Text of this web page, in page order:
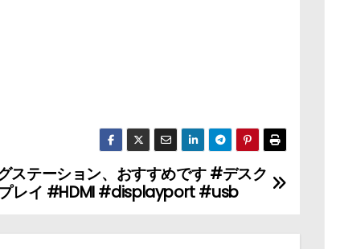
ステーション、おすすめです #デスク
レイ #HDMI #displayport #usb